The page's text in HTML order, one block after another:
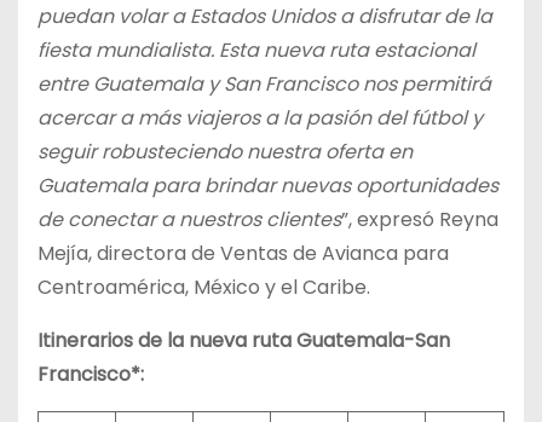
puedan volar a Estados Unidos a disfrutar de la
fiesta mundialista. Esta nueva ruta estacional
entre Guatemala y San Francisco nos permitirá
acercar a más viajeros a la pasión del fútbol y
seguir robusteciendo nuestra oferta en
Guatemala para brindar nuevas oportunidades
de conectar a nuestros clientes”, expresó Reyna
Mejía, directora de Ventas de Avianca para
Centroamérica, México y el Caribe.
Itinerarios de la nueva ruta Guatemala-San
Francisco*: